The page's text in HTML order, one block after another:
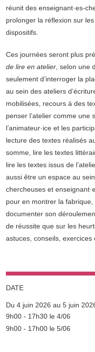
réunit des enseignant·es-
prolonger la réflexion sur
dispositifs.
Ces journées seront plus
de lire en atelier , selon une
seulement d’interroger la
au sein des ateliers
mobilisées, recours à des
penser l’atelier comme une
l’animateur·ice et les
lecture des textes réalisés
somme, lire les textes
lire les textes issus de
aussi être un espace au
chercheuses et
pour en montrer la
documenter son
de réussite que sur les
astuces, conseils, exercices
DATE
Du 4 juin 2026 au 5 juin
Complément date
9h00 - 17h30 le 4/06
9h00 - 17h00 le 5/06